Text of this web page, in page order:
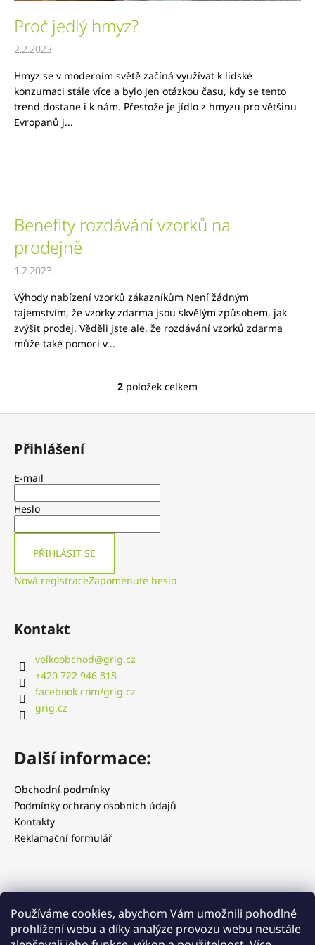
Používáme cookies, abychom Vám umožnili pohodlné
prohlížení webu a díky analýze provozu webu neustále
Proč jedlý hmyz?
2.2.2023
Hmyz se v moderním světě začíná využívat k lidské
konzumaci stále více a bylo jen otázkou času, kdy se tento
trend dostane i k nám. Přestože je jídlo z hmyzu pro většinu
Evropanů j...
Benefity rozdávání vzorků na
prodejně
1.2.2023
Výhody nabízení vzorků zákazníkům Není žádným
tajemstvím, že vzorky zdarma jsou skvělým způsobem, jak
zvýšit prodej. Věděli jste ale, že rozdávání vzorků zdarma
může také pomoci v...
O
c
í
p
r
y
2 položek celkem
a
j
í
t
?
D
o
p
o
u
č
u
j
-
SUŠENÍ
ČERVÍCI
PARMEZÁN
G
Z
Přihlášení
E-mail
Heslo
PŘIHLÁSIT SE
Nová registraceZapomenuté heslo
Kontakt
velkoobchod@grig.cz
+420 722 946 818
facebook.com/grig.cz
grig.cz
Další informace:
Obchodní podmínky
Podmínky ochrany osobních údajů
Kontakty
Reklamační formulář